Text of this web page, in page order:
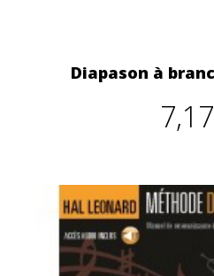
Diapason à